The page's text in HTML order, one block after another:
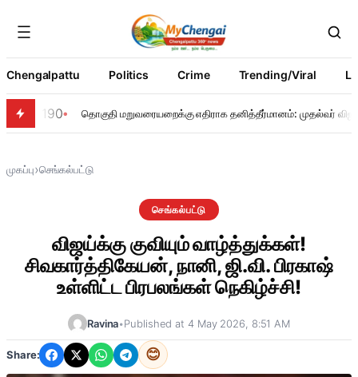
Chengalpattu Politics Crime Trending/Viral
190 தொகுதி மறுவரையறைக்கு எதிராக தனித்தீர்மானம்: முதல்வர் விஜய்
முகப்பு›செங்கல்பட்டு
செங்கல்பட்டு
விஜய்க்கு குவியும் வாழ்த்துக்கள்!
சிவகார்த்திகேயன், நானி, ஜி.வி. பிரகாஷ்
உள்ளிட்ட பிரபலங்கள் நெகிழ்ச்சி!
Ravina•Published at 4 May 2026, 8:51 AM
Share: 😊